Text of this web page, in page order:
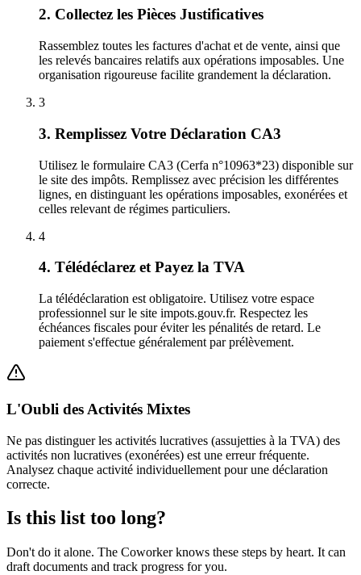
2. Collectez les Pièces Justificatives
Rassemblez toutes les factures d'achat et de vente, ainsi que
les relevés bancaires relatifs aux opérations imposables. Une
organisation rigoureuse facilite grandement la déclaration.
3
3. Remplissez Votre Déclaration CA3
Utilisez le formulaire CA3 (Cerfa n°10963*23) disponible sur
le site des impôts. Remplissez avec précision les différentes
lignes, en distinguant les opérations imposables, exonérées et
celles relevant de régimes particuliers.
4
4. Télédéclarez et Payez la TVA
La télédéclaration est obligatoire. Utilisez votre espace
professionnel sur le site impots.gouv.fr. Respectez les
échéances fiscales pour éviter les pénalités de retard. Le
paiement s'effectue généralement par prélèvement.
L'Oubli des Activités Mixtes
Ne pas distinguer les activités lucratives (assujetties à la TVA) des
activités non lucratives (exonérées) est une erreur fréquente.
Analysez chaque activité individuellement pour une déclaration
correcte.
Is this list too long?
Don't do it alone. The Coworker knows these steps by heart. It can
draft documents and track progress for you.